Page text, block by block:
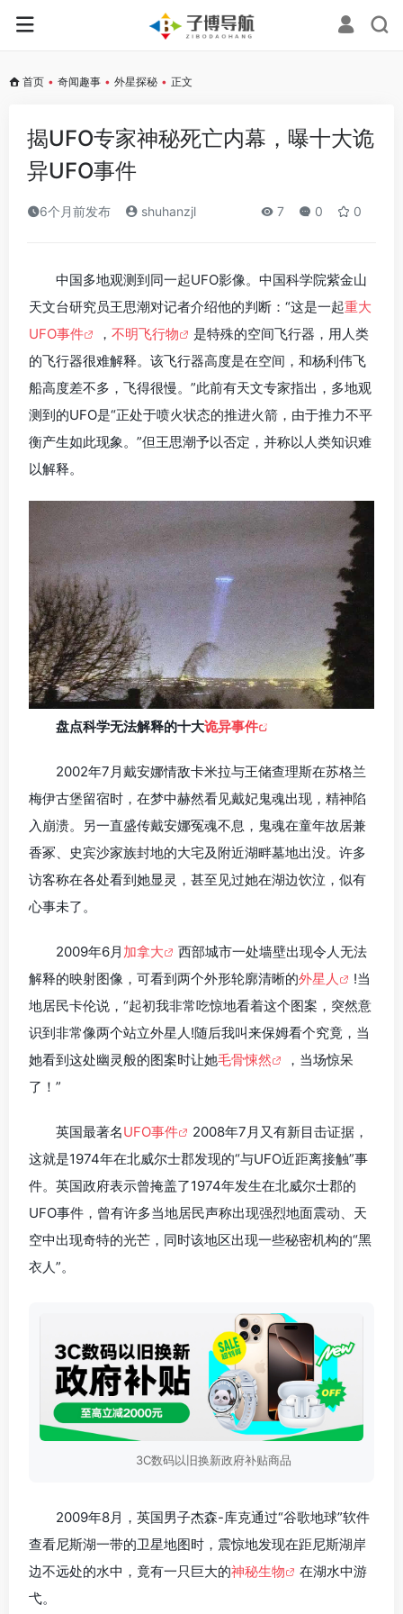
首页 • 奇闻趣事 • 外星探秘 • 正文
揭UFO专家神秘死亡内幕，曝十大诡
异UFO事件
6个月前发布 shuhanzjl 7 0 0
中国多地观测到同一起UFO影像。中国科学院紫金山
天文台研究员王思潮对记者介绍他的判断：“这是一起重大
UFO事件
， 不明飞行物
是特殊的空间飞行器，用人类
的飞行器很难解释。该飞行器高度是在空间，和杨利伟飞
船高度差不多，飞得很慢。”此前有天文专家指出，多地观
测到的UFO是“正处于喷火状态的推进火箭，由于推力不平
衡产生如此现象。”但王思潮予以否定，并称以人类知识难
以解释。
盘点科学无法解释的十大诡异事件
2002年7月戴安娜情敌卡米拉与王储查理斯在苏格兰
梅伊古堡留宿时，在梦中赫然看见戴妃鬼魂出现，精神陷
入崩溃。另一直盛传戴安娜冤魂不息，鬼魂在童年故居兼
香冢、史宾沙家族封地的大宅及附近湖畔墓地出没。许多
访客称在各处看到她显灵，甚至见过她在湖边饮泣，似有
心事未了。
2009年6月 加拿大
西部城市一处墙壁出现令人无法
解释的映射图像，可看到两个外形轮廓清晰的外星人
!当
地居民卡伦说，“起初我非常吃惊地看着这个图案，突然意
识到非常像两个站立外星人!随后我叫来保姆看个究竟，当
她看到这处幽灵般的图案时让她毛骨悚然
，当场惊呆
了！”
英国最著名UFO事件
2008年7月又有新目击证据，
这就是1974年在北威尔士郡发现的“与UFO近距离接触”事
件。英国政府表示曾掩盖了1974年发生在北威尔士郡的
UFO事件，曾有许多当地居民声称出现强烈地面震动、天
空中出现奇特的光芒，同时该地区出现一些秘密机构的“黑
衣人”。
3C数码以旧换新政府补贴商品
2009年8月，英国男子杰森-库克通过“谷歌地球”软件
查看尼斯湖一带的卫星地图时，震惊地发现在距尼斯湖岸
边不远处的水中，竟有一只巨大的神秘生物
在湖水中游
弋。